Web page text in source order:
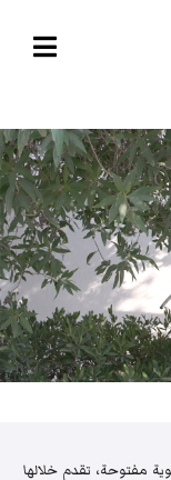
مفتوحة، تقدم خلالها